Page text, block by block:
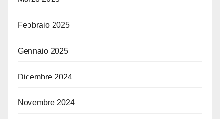
Febbraio 2025
Gennaio 2025
Dicembre 2024
Novembre 2024